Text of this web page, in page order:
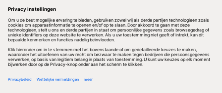
Redactionele partner